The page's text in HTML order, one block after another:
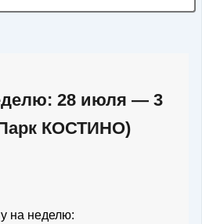
28 июля — 3
КОСТИНО)
на неделю: